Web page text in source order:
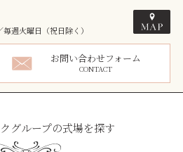
週火曜日（祝日除く）
お問い合わせフォーム
CONTACT
グループの式場を探す